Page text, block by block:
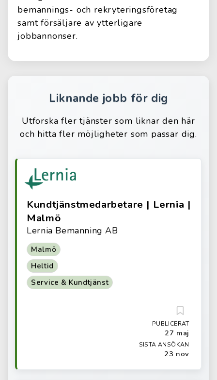
bemannings- och rekryteringsföretag
samt försäljare av ytterligare
jobbannonser.
Liknande jobb för dig
Utforska fler tjänster som liknar den här
och hitta fler möjligheter som passar dig.
Kundtjänstmedarbetare | Lernia |
Malmö
Lernia Bemanning AB
Malmö
Heltid
Service & Kundtjänst
PUBLICERAT
27 maj
SISTA ANSÖKAN
23 nov